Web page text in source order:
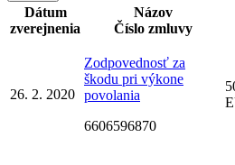
Dátum
zverejnenia
Názov
Číslo zmluvy
26. 2. 2020
Zodpovednosť za
škodu pri výkone
povolania
6606596870